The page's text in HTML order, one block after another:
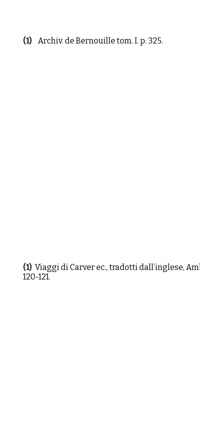
(1) Archiv. de Bernouille tom. I. p. 325.
(1) Viaggi di Carver ec., tradotti dallʼinglese,
120-121.